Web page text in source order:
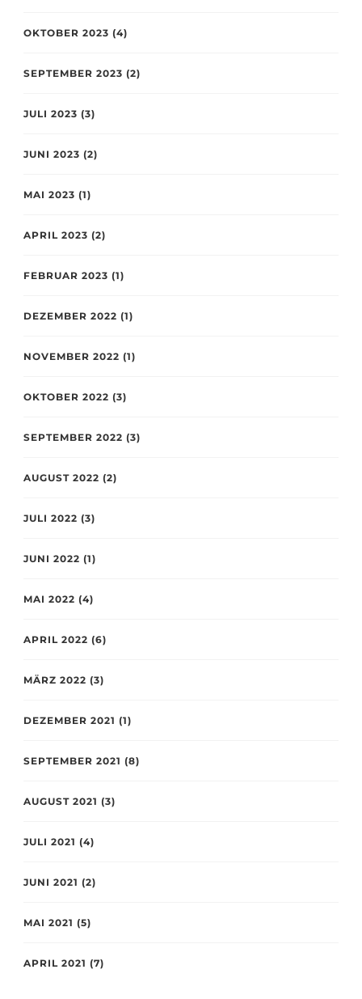
OKTOBER 2023 (4)
SEPTEMBER 2023 (2)
JULI 2023 (3)
JUNI 2023 (2)
MAI 2023 (1)
APRIL 2023 (2)
FEBRUAR 2023 (1)
DEZEMBER 2022 (1)
NOVEMBER 2022 (1)
OKTOBER 2022 (3)
SEPTEMBER 2022 (3)
AUGUST 2022 (2)
JULI 2022 (3)
JUNI 2022 (1)
MAI 2022 (4)
APRIL 2022 (6)
MÄRZ 2022 (3)
DEZEMBER 2021 (1)
SEPTEMBER 2021 (8)
AUGUST 2021 (3)
JULI 2021 (4)
JUNI 2021 (2)
MAI 2021 (5)
APRIL 2021 (7)